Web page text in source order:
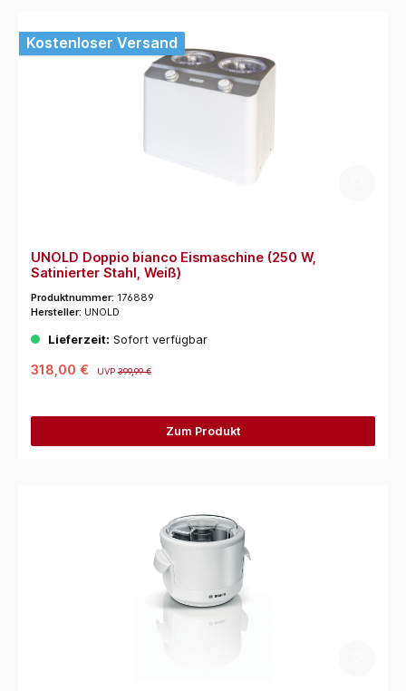
Kostenloser Versand
UNOLD Doppio bianco Eismaschine (250 W,
Satinierter Stahl, Weiß)
Produktnummer: 176889
Hersteller: UNOLD
Lieferzeit: Sofort verfügbar
318,00 € UVP399,99 €
Zum Produkt